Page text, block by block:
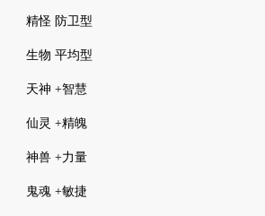
精怪 防卫型
生物 平均型
天神 +智慧
仙灵 +精魄
神兽 +力量
鬼魂 +敏捷